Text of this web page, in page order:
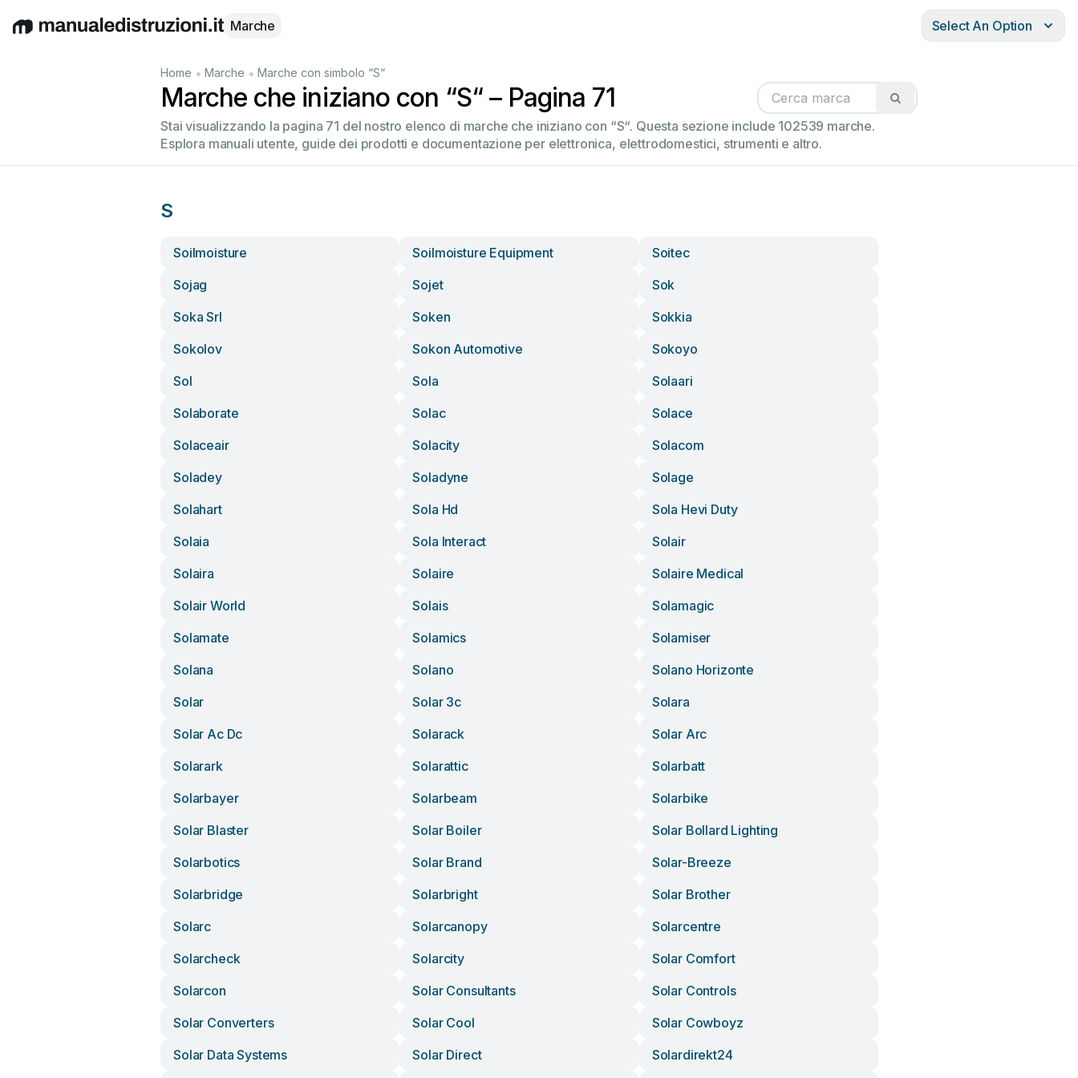
EnglishDeutschEspañol Italiano Français
Marche Select An Option
Home • Marche • Marche con simbolo “S“
Marche che iniziano con “S“ – Pagina 71
Stai visualizzando la pagina 71 del nostro elenco di marche che iniziano con “S“. Questa sezione include 102539 marche.
Esplora manuali utente, guide dei prodotti e documentazione per elettronica, elettrodomestici, strumenti e altro.
S
Soilmoisture Soilmoisture Equipment
Soitec
Sojag
Sojet
Sok
Soka Srl
Soken
Sokkia
Sokolov
Sokon Automotive
Sokoyo
Sol
Sola
Solaari
Solaborate
Solac
Solace
Solaceair
Solacity
Solacom
Soladey
Soladyne
Solage
Solahart
Sola Hd
Sola Hevi Duty
Solaia
Sola Interact
Solair
Solaira
Solaire
Solaire Medical
Solair World
Solais
Solamagic
Solamate
Solamics
Solamiser
Solana
Solano
Solano Horizonte
Solar
Solar 3c
Solara
Solar Ac Dc
Solarack
Solar Arc
Solarark
Solarattic
Solarbatt
Solarbayer
Solarbeam
Solarbike
Solar Blaster
Solar Boiler
Solar Bollard Lighting
Solarbotics
Solar Brand
Solar-Breeze
Solarbridge
Solarbright
Solar Brother
Solarc
Solarcanopy
Solarcentre
Solarcheck
Solarcity
Solar Comfort
Solarcon
Solar Consultants
Solar Controls
Solar Converters
Solar Cool
Solar Cowboyz
Solar Data Systems
Solar Direct Solardirekt24